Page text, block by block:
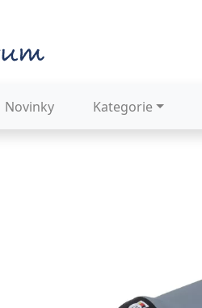
Novinky Kategorie